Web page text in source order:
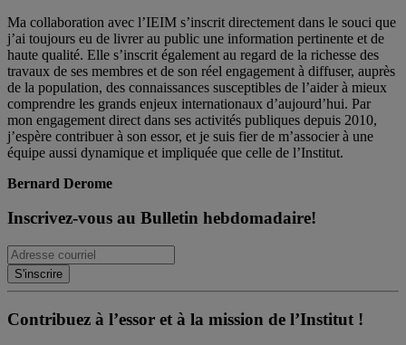
Ma collaboration avec l’IEIM s’inscrit directement dans le souci que
j’ai toujours eu de livrer au public une information pertinente et de
haute qualité. Elle s’inscrit également au regard de la richesse des
travaux de ses membres et de son réel engagement à diffuser, auprès
de la population, des connaissances susceptibles de l’aider à mieux
comprendre les grands enjeux internationaux d’aujourd’hui. Par
mon engagement direct dans ses activités publiques depuis 2010,
j’espère contribuer à son essor, et je suis fier de m’associer à une
équipe aussi dynamique et impliquée que celle de l’Institut.
Bernard Derome
Inscrivez-vous au Bulletin hebdomadaire!
Contribuez à l’essor et à la mission de l’Institut !